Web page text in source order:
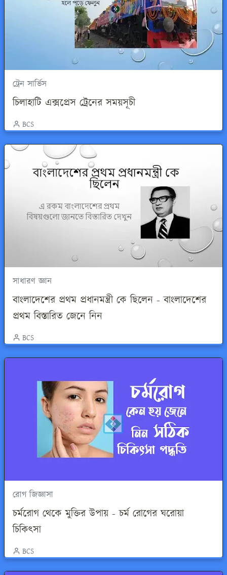
ট্রেন সার্ভিস
চিলাহাটি এক্সপ্রেস ট্রেনের সময়সূচী
BCS
সাধারণ জ্ঞান
বাংলাদেশের প্রথম প্রধানমন্ত্রী কে ছিলেন - বাংলাদেশের
প্রথম বিস্তারিত জেনে নিন
BCS
রোগ জিজ্ঞাসা
চর্মরোগ থেকে মুক্তির উপায় - চর্ম রোগের ঘরোয়া
চিকিৎসা
BCS